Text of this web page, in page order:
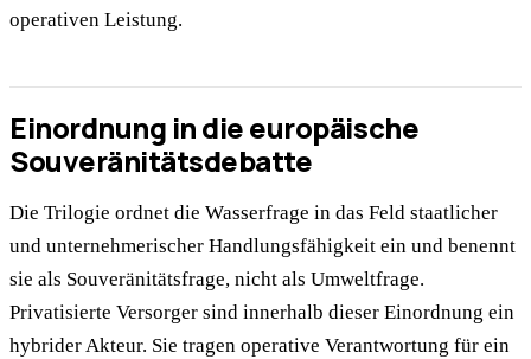
operativen Leistung.
Einordnung in die europäische
Souveränitätsdebatte
Die Trilogie ordnet die Wasserfrage in das Feld staatlicher
und unternehmerischer Handlungsfähigkeit ein und benennt
sie als Souveränitätsfrage, nicht als Umweltfrage.
Privatisierte Versorger sind innerhalb dieser Einordnung ein
hybrider Akteur. Sie tragen operative Verantwortung für ein